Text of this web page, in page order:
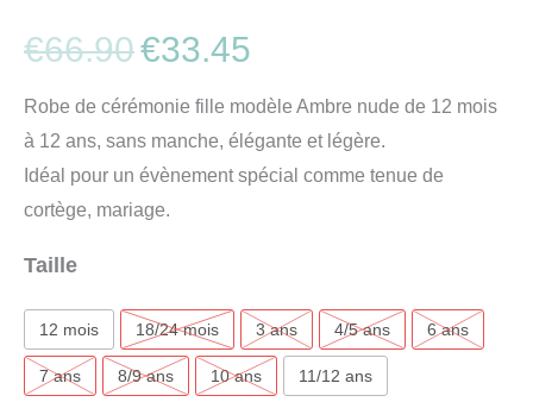
€66.90€33.45
Robe de cérémonie fille modèle Ambre nude de 12 mois
à 12 ans, sans manche, élégante et légère.
Idéal pour un évènement spécial comme tenue de
cortège, mariage.
Taille
12 mois 18/24 mois 3 ans 4/5 ans 6 ans
7 ans 8/9 ans 10 ans 11/12 ans